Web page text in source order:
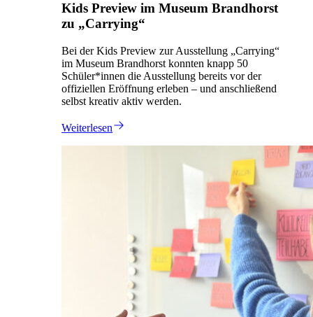
Kids Preview im Museum Brandhorst
zu „Carrying“
Bei der Kids Preview zur Ausstellung „Carrying“
im Museum Brandhorst konnten knapp 50
Schüler*innen die Ausstellung bereits vor der
offiziellen Eröffnung erleben – und anschließend
selbst kreativ aktiv werden.
Weiterlesen